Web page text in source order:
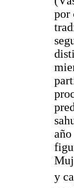
por
y